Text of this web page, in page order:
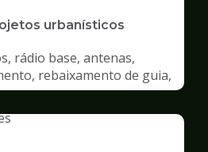
urbanísticos
rádio base, antenas,
rebaixamento de guia,